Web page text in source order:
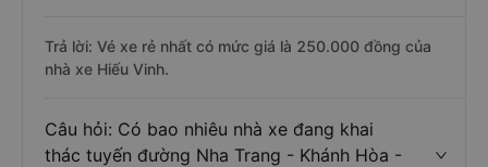
Trả lời: Vé xe rẻ nhất có mức giá là 250.000 đồng của
nhà xe Hiếu Vinh.
Câu hỏi: Có bao nhiêu nhà xe đang khai
thác tuyến đường Nha Trang - Khánh Hòa -